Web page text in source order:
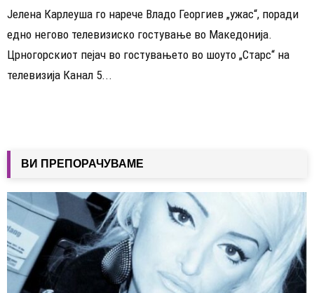
Јелена Карлеуша го нарече Владо Георгиев „ужас“, поради
едно негово телевизиско гостување во Македонија.
Црногорскиот пејач во гостувањето во шоуто „Старс“ на
телевизија Канал 5...
ВИ ПРЕПОРАЧУВАМЕ